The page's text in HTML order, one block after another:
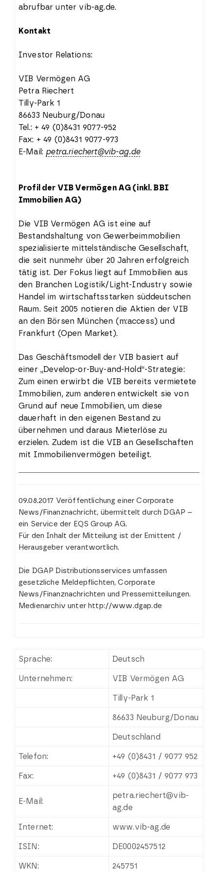
abrufbar unter vib-ag.de.
Kontakt
Investor Relations:
VIB Vermögen AG
Petra Riechert
Tilly-Park 1
86633 Neuburg/Donau
Tel.: + 49 (0)8431 9077-952
Fax: + 49 (0)8431 9077-973
E-Mail: petra.riechert@vib-ag.de
Profil der VIB Vermögen AG (inkl. BBI
Immobilien AG)
Die VIB Vermögen AG ist eine auf
Bestandshaltung von Gewerbeimmobilien
spezialisierte mittelständische Gesellschaft,
die seit nunmehr über 20 Jahren erfolgreich
tätig ist. Der Fokus liegt auf Immobilien aus
den Branchen Logistik/Light-Industry sowie
Handel im wirtschaftsstarken süddeutschen
Raum. Seit 2005 notieren die Aktien der VIB
an den Börsen München (m:access) und
Frankfurt (Open Market).
Das Geschäftsmodell der VIB basiert auf
einer „Develop-or-Buy-and-Hold“-Strategie:
Zum einen erwirbt die VIB bereits vermietete
Immobilien, zum anderen entwickelt sie von
Grund auf neue Immobilien, um diese
dauerhaft in den eigenen Bestand zu
übernehmen und daraus Mieterlöse zu
erzielen. Zudem ist die VIB an Gesellschaften
mit Immobilienvermögen beteiligt.
09.08.2017 Veröffentlichung einer Corporate
News/Finanznachricht, übermittelt durch DGAP –
ein Service der EQS Group AG.
Für den Inhalt der Mitteilung ist der Emittent /
Herausgeber verantwortlich.
Die DGAP Distributionsservices umfassen
gesetzliche Meldepflichten, Corporate
News/Finanznachrichten und Pressemitteilungen.
Medienarchiv unter http://www.dgap.de
Sprache: Deutsch
Unternehmen: VIB Vermögen AG
Tilly-Park 1
86633 Neuburg/Donau
Deutschland
Telefon: +49 (0)8431 / 9077 952
Fax: +49 (0)8431 / 9077 973
E-Mail:
petra.riechert@vib-
ag.de
Internet: www.vib-ag.de
ISIN: DE0002457512
WKN: 245751